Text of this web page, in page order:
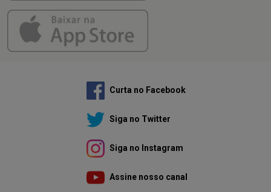
Curta no Facebook
Siga no Twitter
Siga no Instagram
Assine nosso canal